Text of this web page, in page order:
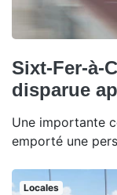
Sixt-Fer-à-
disparue
Une importante
emporté une
Locales